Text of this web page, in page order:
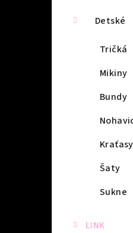
Detské
Tričká
Mikiny
Bundy
Kraťasy
Šaty
Sukne
LINK